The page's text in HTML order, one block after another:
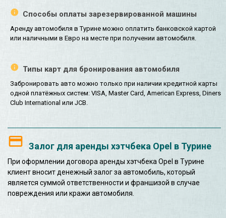
Способы оплаты зарезервированной машины
Аренду автомобиля в Турине можно оплатить банковской картой
или наличными в Евро на месте при получении автомобиля.
Типы карт для бронирования автомобиля
Забронировать авто можно только при наличии кредитной карты
одной платёжных систем: VISA, Master Card, American Express, Diners
Club International или JCB.
Залог для аренды хэтчбека Opel в Турине
При оформлении договора аренды хэтчбека Opel в Турине
клиент вносит денежный залог за автомобиль, который
является суммой ответственности и франшизой в случае
повреждения или кражи автомобиля.